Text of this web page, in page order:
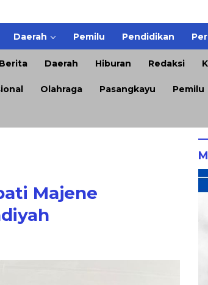
Daerah Pemilu Pendidikan
Berita Daerah Hiburan Redaksi
Olahraga Pasangkayu Pemilu
Majene